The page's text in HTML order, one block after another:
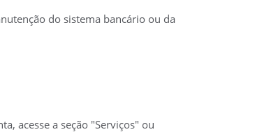
do sistema bancário ou da
acesse a seção "Serviços" ou